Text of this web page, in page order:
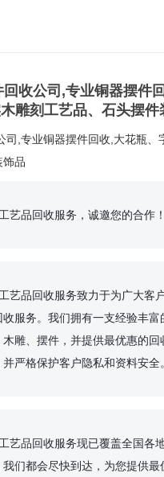
收公司,专业铜器摆件
雕刻工艺品、石头摆件
司,专业铜器摆件回收,大花瓶、
饰品
服务。我们拥有一支经验丰富
雕、摆件，并提供最优惠的回
严格保护客户隐私和资料安全。
们都会尽快到达，为您提供最